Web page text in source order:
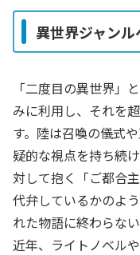
異世界ジャン
「二度目の異世界」
みに利用し、それを
す。陸は召喚の儀式
疑的な視点を持ち続
対して抱く「ご都合
代弁しているかのよ
れた物語に終わらな
近年、ライトノベル